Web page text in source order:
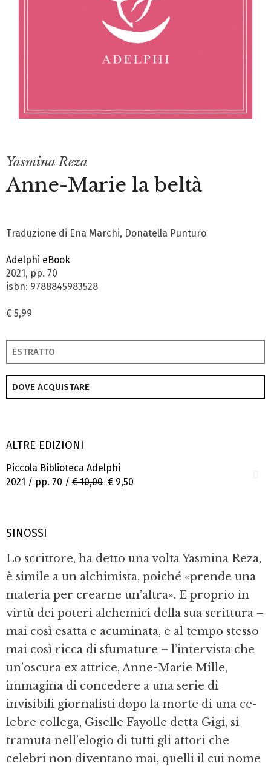
Yasmina Reza
Anne-Marie la beltà
Traduzione di Ena Marchi, Donatella Punturo
Adelphi eBook
2021, pp. 70
isbn: 9788845983528
€ 5,99
ESTRATTO
DOVE ACQUISTARE
ALTRE EDIZIONI
Piccola Biblioteca Adelphi
2021 / pp. 70 / € 10,00 € 9,50
SINOSSI
Lo scrittore, ha detto una volta Yasmina Reza,
è si­mile a un alchimista, poiché «prende una
materia per crearne un’altra». E proprio in
virtù dei poteri alchemici della sua scrittura –
mai così esatta e a­cuminata, e al tempo stesso
mai così ricca di sfu­mature – l’intervista che
un’oscura ex attrice, An­ne­-Marie Mille,
immagina di concedere a una se­rie di
invisibili giornalisti dopo la morte di una ce­
lebre collega, Giselle Fayolle detta Gigi, si
tramuta nell’elogio di tutti gli attori che
celebri non diven­tano mai, quelli il cui nome